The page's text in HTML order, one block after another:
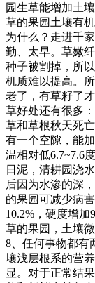
园生草能增加土
草的果园土壤有
为什么？走进千
勤、太早。草嫩
种子被割掉，所
机质难以提高。
老了，有草籽了
草好处还有很多
草和草根秋天死
有一个空隙，能
温相对低6.7~7.6
日泥，清耕园浇
后因为水渗的深
的果园可减少病
10.2%，硬度增加
草的果园，土壤
8、任何事物都有
壤浅层根系的营
显。对于正常结